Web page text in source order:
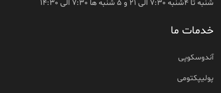
شنبه تا 4شنبه 7:30 الی 21 و 5 شنبه ها 7:30 الی 14:30
خدمات ما
آندوسکوپی
پولیپکتومی